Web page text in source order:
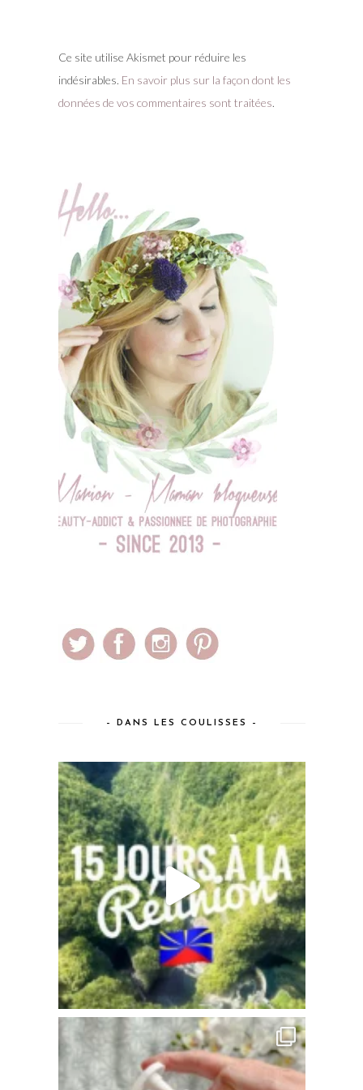
Ce site utilise Akismet pour réduire les
indésirables. En savoir plus sur la façon dont les
données de vos commentaires sont traitées.
– DANS LES COULISSES –